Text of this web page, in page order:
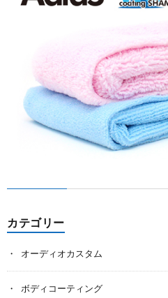
カテゴリー
オーディオカスタム
ボディコーティング